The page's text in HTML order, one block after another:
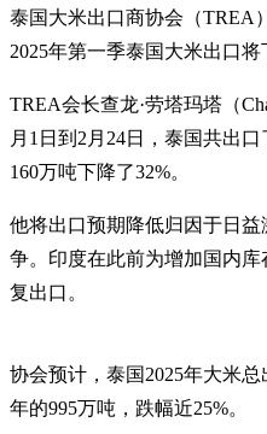
泰国大米出口商协会（TREA
2025年第一季泰国大米出口将
TREA会长查龙·劳塔玛塔（
月1日到2月24日，泰国共出
160万吨下降了32%。
他将出口预期降低归因于日
争。印度在此前为增加国内
复出口。
协会预计，泰国2025年大米
年的995万吨，跌幅近25%。